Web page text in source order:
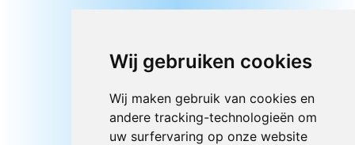
Wij gebruiken cookies
Wij maken gebruik van cookies en
andere tracking-technologieën om
uw surfervaring op onze website